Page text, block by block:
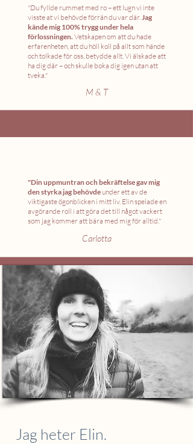
"Du fyllde rummet med ro – ett lugn vi inte
visste at vi behövde förrän du var där.Jag
kände mig 100% trygg under hela
förlossningen. Vetskapen om att du hade
erfarenheten, att du höll koll på allt som hände
och tolkade för oss, betydde allt. Vi älskade att
ha dig där – och skulle boka dig igen utan att
tveka."
M & T
"Din uppmuntran och bekräftelse gav mig
den styrka jag behövdeunder ett av de
viktigaste ögonblicken i mitt liv. Elin spelade en
avgörande roll i att göra det till något vackert
som jag kommer att bära med mig för alltid."
Carlotta
Jag heter Elin.